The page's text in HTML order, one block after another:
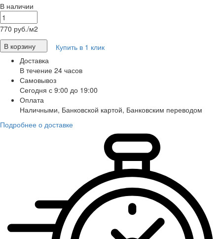
В наличии
770 руб./м2
В корзину
Купить в 1 клик
Доставка
В течение 24 часов
Самовывоз
Сегодня с 9:00 до 19:00
Оплата
Наличными, Банковской картой, Банковским переводом
Подробнее о доставке